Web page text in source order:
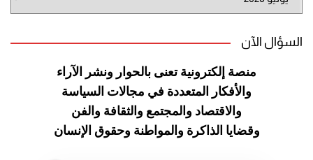
الموقع
السؤال الآن
منصة إلكترونية تعنى بالحوار ونشر الآراء
والأفكار المتعددة في مجالات السياسة
والاقتصاد والمجتمع والثقافة والفن
وقضايا الذاكرة والمواطنة وحقوق الإنسان